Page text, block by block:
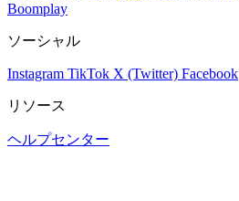
Boomplay
ソーシャル
Instagram TikTok X (Twitter) Facebook
リソース
ヘルプセンター